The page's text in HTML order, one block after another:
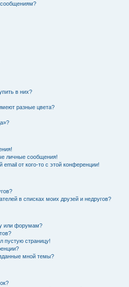
сообщениям?
в них?
разные цвета?
личные сообщения!
от кого-то с этой конференции!
в списках моих друзей и недругов?
или форумам?
пустую страницу!
мной темы?